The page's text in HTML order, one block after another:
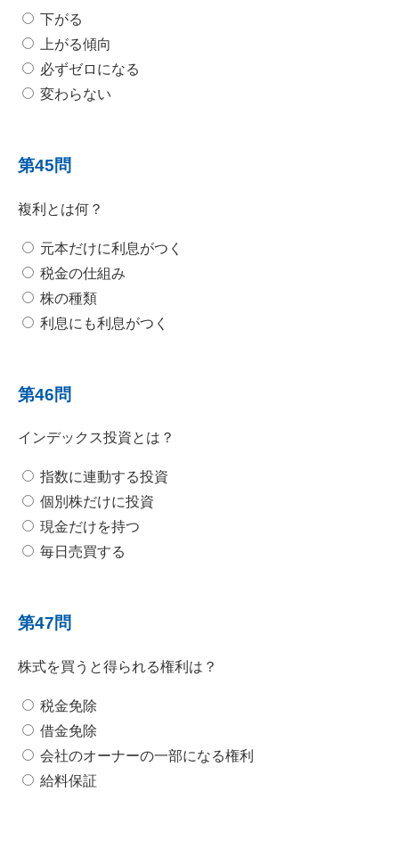
下がる
上がる傾向
必ずゼロになる
変わらない
第45問
複利とは何？
元本だけに利息がつく
税金の仕組み
株の種類
利息にも利息がつく
第46問
インデックス投資とは？
指数に連動する投資
個別株だけに投資
現金だけを持つ
毎日売買する
第47問
株式を買うと得られる権利は？
税金免除
借金免除
会社のオーナーの一部になる権利
給料保証